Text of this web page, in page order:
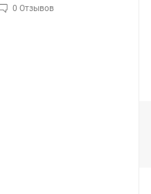
0 Отзывов